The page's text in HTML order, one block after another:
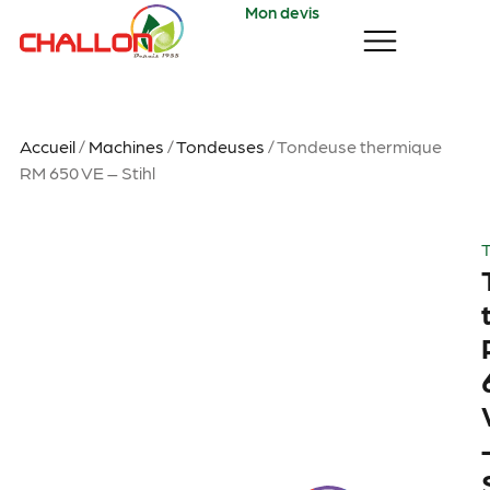
Mon devis
Accueil/ Machines /Tondeuses / Tondeuse thermique
RM 650 VE – Stihl